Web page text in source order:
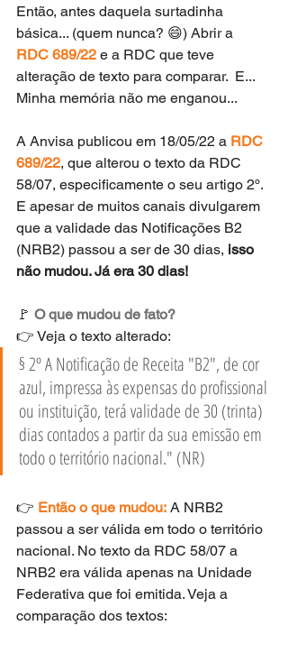
Então, antes daquela surtadinha
básica... (quem nunca? 😄) Abrir a
RDC 689/22 e a RDC que teve
alteração de texto para comparar.  E...
Minha memória não me enganou...
A Anvisa publicou em 18/05/22 a RDC
689/22, que alterou o texto da RDC
58/07, especificamente o seu artigo 2º.
E apesar de muitos canais divulgarem
que a validade das Notificações B2
(NRB2) passou a ser de 30 dias, isso
não mudou. Já era 30 dias!
🚩 O que mudou de fato?
👉 Veja o texto alterado:
§ 2º A Notificação de Receita "B2", de cor
azul, impressa às expensas do profissional
ou instituição, terá validade de 30 (trinta)
dias contados a partir da sua emissão em
todo o território nacional." (NR)
👉 Então o que mudou: A NRB2
passou a ser válida em todo o território
nacional. No texto da RDC 58/07 a
NRB2 era válida apenas na Unidade
Federativa que foi emitida. Veja a
comparação dos textos: